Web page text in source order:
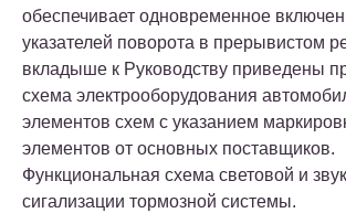
обеспечивает одновременное
указателей поворота в прерывистом
вкладыше к Руководству приведены
схема электрооборудования
элементов схем с указанием
элементов от основных поставщиков.
Функциональная схема световой и
сигализации тормозной системы.